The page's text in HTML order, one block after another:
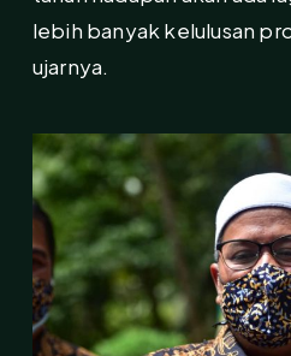
lebih banyak kelulusan
ujarnya.